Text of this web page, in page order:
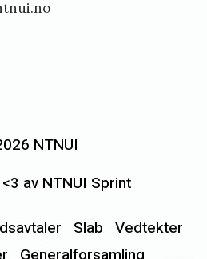
NTNUI
av NTNUI Sprint
Slab Vedtekter